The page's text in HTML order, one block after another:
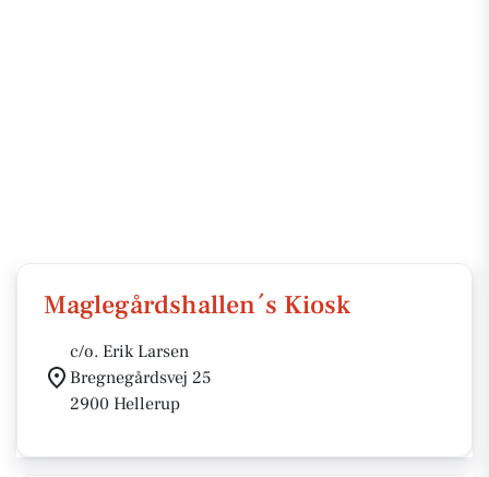
Maglegårdshallen´s Kiosk
c/o. Erik Larsen
Bregnegårdsvej 25
2900 Hellerup